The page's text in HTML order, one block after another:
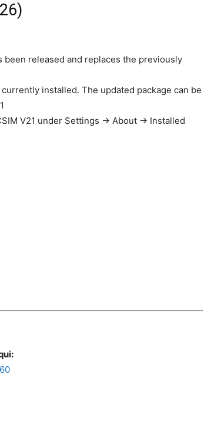
been released and replaces the previously
installed. The updated package can be
V21 under Settings → About → Installed